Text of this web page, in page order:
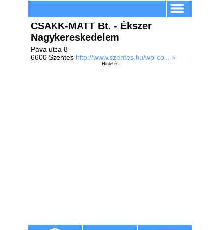
CSAKK-MATT Bt. - Ékszer
Nagykereskedelem
Páva utca 8
6600 Szentes http://www.szentes.hu/wp-co... »
Hirdetés